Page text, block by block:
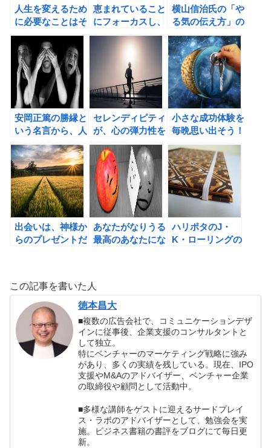
人生を変えるため
に必要なことはそ
うじかもしれな
い。2週間で人生
を取り戻す! 勝間
式汚部屋脱出プロ
グラム（勝間和代
著）の書評
恵まれていること
にフォーカスし、
感謝するだけで幸
せになれる！
横山信治氏の「や
る気の伝え方」の
書評 ビジネスマ
ンになぜ、感謝の
気持ちが必要なの
か？
安岡正篤の勝縁と
いう名言から、人
生を変えるヒント
を見つける！
セレンディピティ
が、心の弾力性を
高めてくれる！
小さな成功体験を
毎晩思い出そう！
出会いは、神様か
らのプレゼントだ
あなたがなりうる
最高のあなたにな
ハリポタのJ・
K・ローリングの
生きるしかありま
せん。」
この記事を書いた人
徳本昌大
■複数の広告会社で、コミュニケーションデザ
インに従事後、企業支援のコンサルタントと
して独立。
特にベンチャーのマーケティング戦略に強み
があり、多くの実績を残している。現在、IPO
支援やM&Aのアドバイザー、ベンチャー企業
の取締役や顧問として活動中。
■多様な講師をゲストに迎えるサードプレイ
ス・ラボのアドバイザーとして、勉強会を実
施。ビジネス書籍の書評をブログにて毎日更
新。